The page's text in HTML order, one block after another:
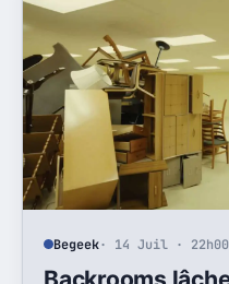
Begeek· 14 Juil · 22h00